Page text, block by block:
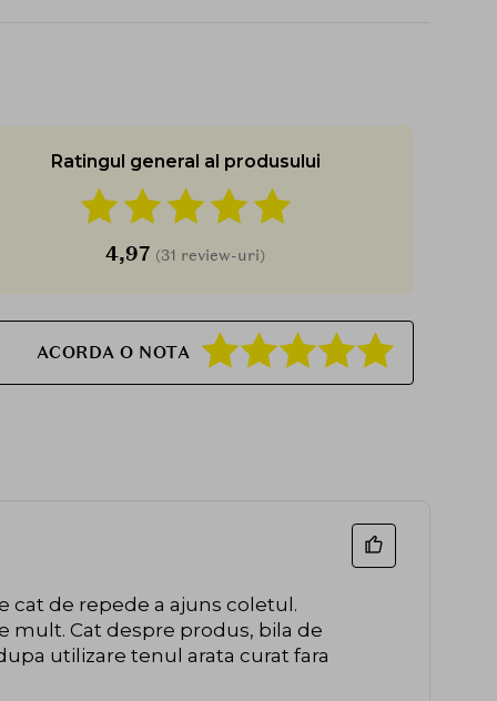
Ratingul general al produsului
4,97 (31 review-uri)
ACORDA O NOTA
cat de repede a ajuns coletul.
mult. Cat despre produs, bila de
utilizare tenul arata curat fara